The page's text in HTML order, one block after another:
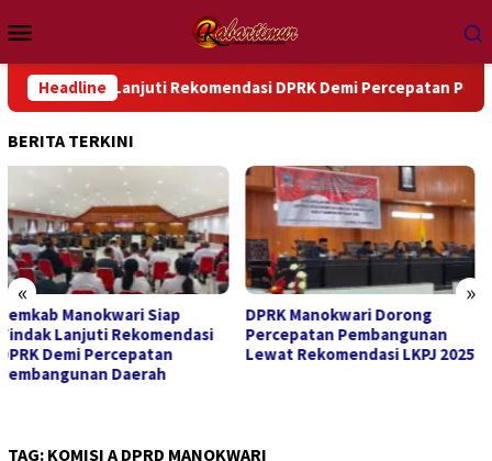
ke
kontenMobile
Headline
Lanjuti Rekomendasi DPRK Demi Percepatan
BERITA TERKINI
« »
DPRK Manokwari Dorong
Percepatan Pembangunan
Lewat Rekomendasi LKPJ 2025
Sambut Hari Pengayoman ke-
81, Kanwil Kemenkum Papua
Barat Ziarah ke TMP Trikora
TAG: KOMISI A DPRD MANOKWARI